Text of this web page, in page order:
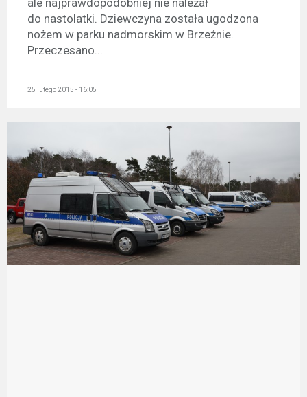
ale najprawdopodobniej nie należał
do nastolatki. Dziewczyna została ugodzona
nożem w parku nadmorskim w Brzeźnie.
Przeczesano...
25 lutego 2015 - 16:05